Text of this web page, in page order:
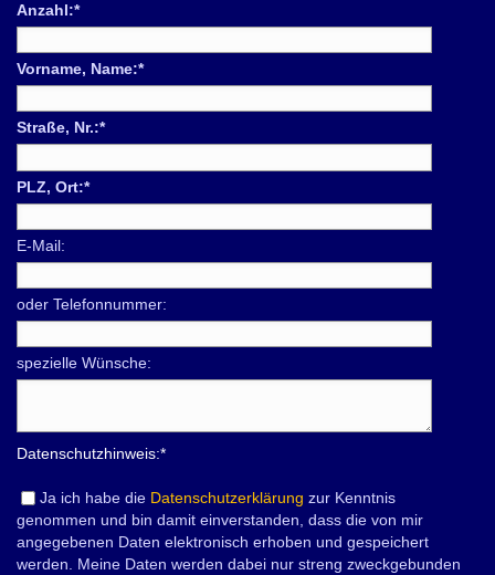
Anzahl:*
Vorname, Name:*
Straße, Nr.:*
PLZ, Ort:*
E-Mail:
oder Telefonnummer:
spezielle Wünsche:
Datenschutzhinweis:*
Ja ich habe die Datenschutzerklärung zur Kenntnis
genommen und bin damit einverstanden, dass die von mir
angegebenen Daten elektronisch erhoben und gespeichert
werden. Meine Daten werden dabei nur streng zweckgebunden